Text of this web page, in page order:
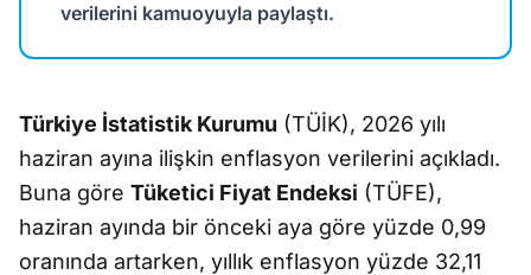
verilerini kamuoyuyla paylaştı.
Türkiye İstatistik Kurumu (TÜİK), 2026 yılı
haziran ayına ilişkin enflasyon verilerini açıkladı.
Buna göre Tüketici Fiyat Endeksi (TÜFE),
haziran ayında bir önceki aya göre yüzde 0,99
oranında artarken, yıllık enflasyon yüzde 32,11